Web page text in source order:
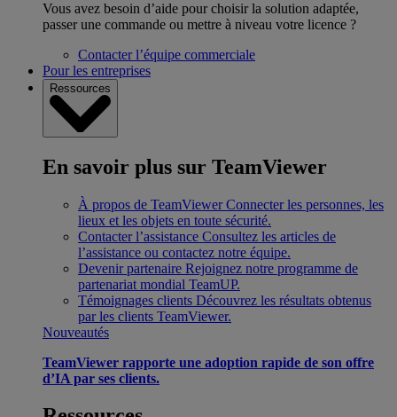
Vous avez besoin d’aide pour choisir la solution adaptée,
passer une commande ou mettre à niveau votre licence ?
Contacter l’équipe commerciale
Pour les entreprises
Ressources
En savoir plus sur TeamViewer
À propos de TeamViewer Connecter les personnes, les
lieux et les objets en toute sécurité.
Contacter l’assistance Consultez les articles de
l’assistance ou contactez notre équipe.
Devenir partenaire Rejoignez notre programme de
partenariat mondial TeamUP.
Témoignages clients Découvrez les résultats obtenus
par les clients TeamViewer.
Nouveautés
TeamViewer rapporte une adoption rapide de son offre
d’IA par ses clients.